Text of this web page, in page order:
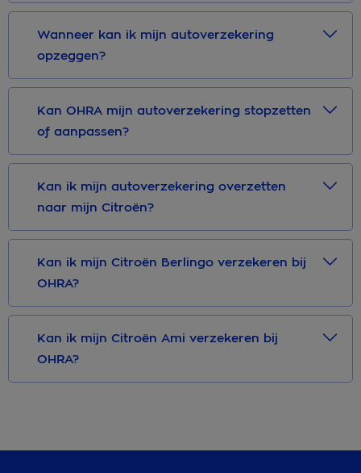
Wanneer kan ik mijn autoverzekering
opzeggen?
Kan OHRA mijn autoverzekering stopzetten
of aanpassen?
Kan ik mijn autoverzekering overzetten
naar mijn Citroën?
Kan ik mijn Citroën Berlingo verzekeren bij
OHRA?
Kan ik mijn Citroën Ami verzekeren bij
OHRA?